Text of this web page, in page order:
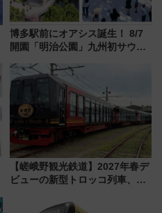
博多駅前にオアシス誕生！ 8/7
開園「明治公園」九州初サウナ
品グルメ登場で駅前の過ごし方
はどう変わる？
【嵯峨野観光鉄道】2027年春デ
ビューの新型トロッコ列車、い
は2026年で引退